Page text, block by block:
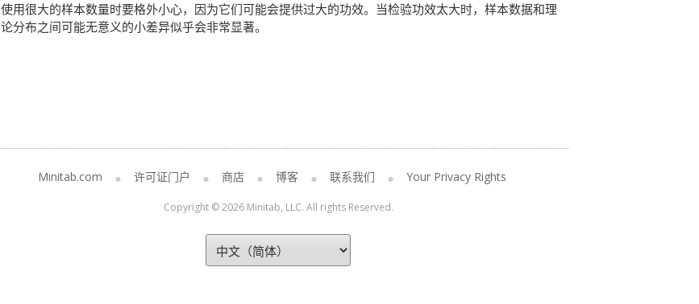
使用很大的样本数量时要格外小心，因为它们可能会提供过大的功效。当检验功效太大时，样本数据和理
论分布之间可能无意义的小差异似乎会非常显著。
Minitab.com 许可证门户 商店 博客 联系我们 Your Privacy Rights
Copyright © 2026 Minitab, LLC. All rights Reserved.